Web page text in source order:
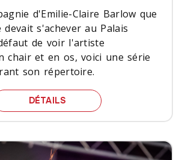
d'Emilie-Claire Barlow que
devait s'achever au Palais
de voir l'artiste
chair et en os, voici une série
son répertoire.
DÉTAILS LA JOURNÉE EMILIE-